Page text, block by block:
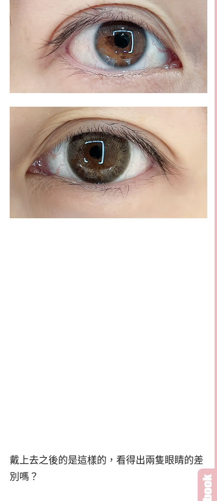
戴上去之後的是這樣的，看得出兩隻眼睛的差
別嗎？